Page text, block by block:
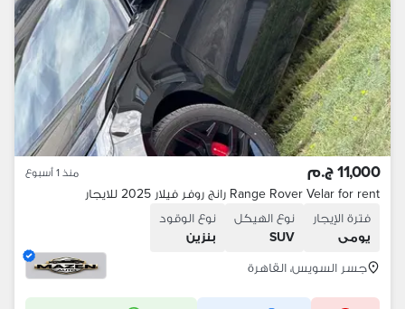
11,000 ج.م منذ 1 أسبوع
Range Rover Velar for rent رانج روفر فيلار 2025 للايجار
فترة الإيجار
يومى
نوع الهيكل
SUV
نوع الوقود
بنزين
جسر السويس، القاهرة